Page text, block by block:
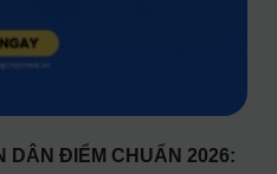
DÂN ĐIỂM CHUẨN 2026: